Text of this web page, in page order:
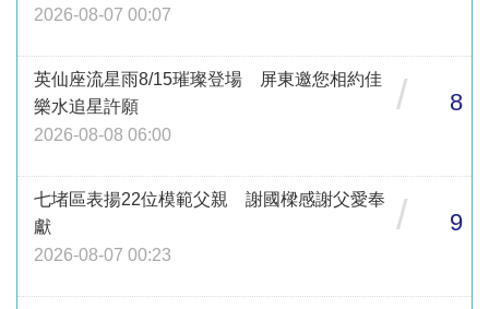
2026-08-07 00:07
英仙座流星雨8/15璀璨登場 屏東邀您相約佳
樂水追星許願
2026-08-08 06:00
/ 8
七堵區表揚22位模範父親 謝國樑感謝父愛奉
獻
2026-08-07 00:23
/ 9